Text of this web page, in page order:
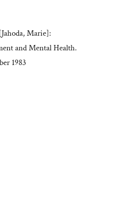
Marie]:
and Mental Health.
1983